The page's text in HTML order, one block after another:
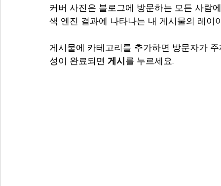
커버 사진은 블로그에 방문하는 모든 사람
색 엔진 결과에 나타나는 내 게시물의 레이
게시물에 카테고리를 추가하면 방문자가
성이 완료되면 게시 를 누르세요.